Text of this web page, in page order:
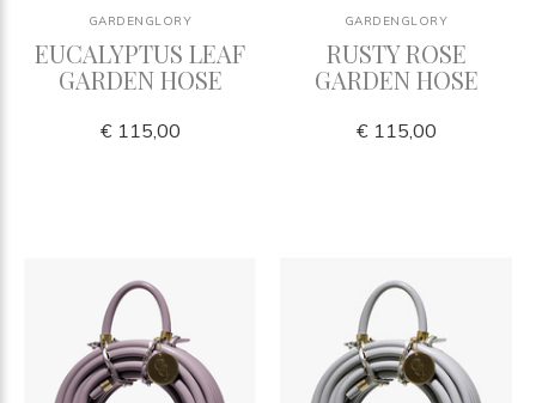
GARDENGLORY
EUCALYPTUS LEAF
GARDEN HOSE
€ 115,00
GARDENGLORY
RUSTY ROSE
GARDEN HOSE
€ 115,00